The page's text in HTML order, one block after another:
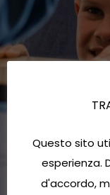
Questo sito
esperienza.
d'accordo,